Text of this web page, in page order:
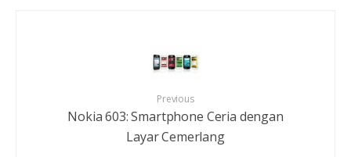
Previous
Nokia 603: Smartphone Ceria dengan
Layar Cemerlang